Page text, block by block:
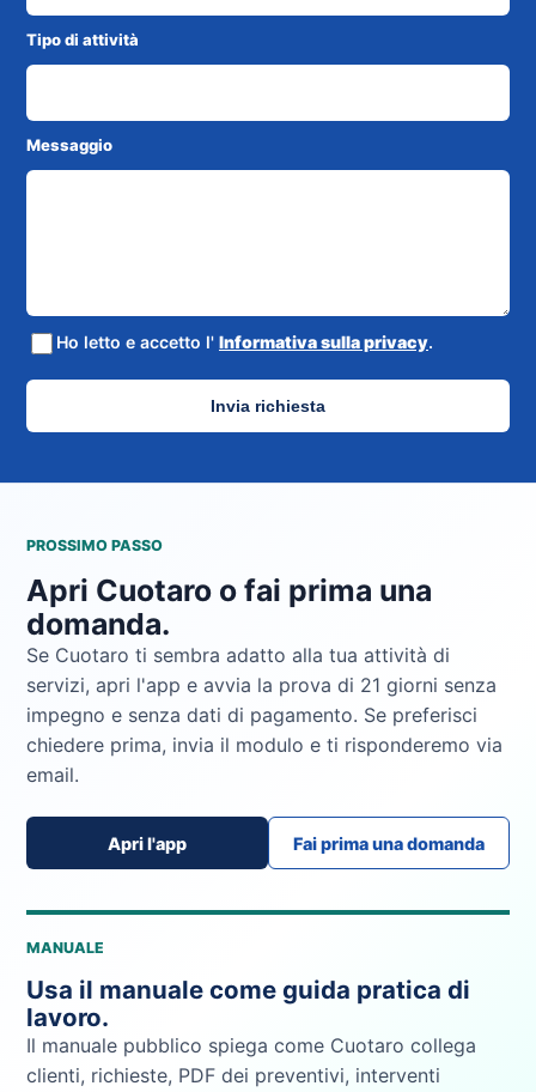
Tipo di attività
Messaggio
Ho letto e accetto l' Informativa sulla privacy.
Invia richiesta
PROSSIMO PASSO
Apri Cuotaro o fai prima una
domanda.
Se Cuotaro ti sembra adatto alla tua attività di
servizi, apri l'app e avvia la prova di 21 giorni senza
impegno e senza dati di pagamento. Se preferisci
chiedere prima, invia il modulo e ti risponderemo via
email.
Apri l'app Fai prima una domanda
MANUALE
Usa il manuale come guida pratica di
lavoro.
Il manuale pubblico spiega come Cuotaro collega
clienti, richieste, PDF dei preventivi, interventi